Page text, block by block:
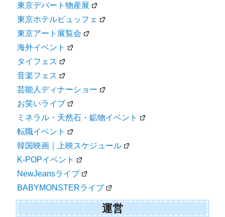
東京デパート物産展
東京ホテルビュッフェ
東京アート展覧会
海外イベント
タイフェス
音楽フェス
芸能人ディナーショー
お笑いライブ
ミネラル・天然石・鉱物イベント
転職イベント
韓国映画｜上映スケジュール
K-POPイベント
NewJeansライブ
BABYMONSTERライブ
運営